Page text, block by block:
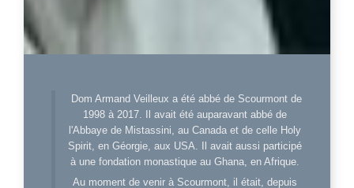
Dom Armand Veilleux a été abbé de Scourmont de
1998 à 2017. Il avait été auparavant abbé de
l'Abbaye de Mistassini, au Canada et de celle Holy
Spirit, en Géorgie, aux USA. Il avait aussi participé
à une fondation monastique au Ghana, en Afrique.
Au moment de venir à Scourmont, il était, depuis